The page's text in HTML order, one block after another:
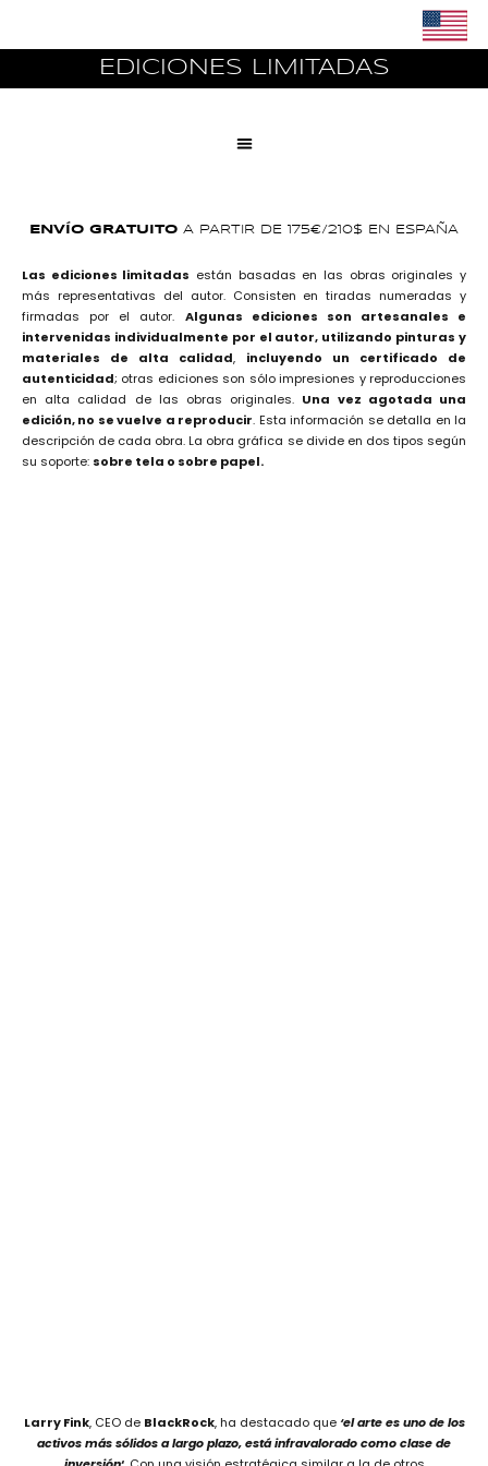
al
EDICIONES LIMITADAS
ENVÍO GRATUITO A PARTIR DE 175€/210$ EN ESPAÑA
Las ediciones limitadas están basadas en las obras originales y
más representativas del autor. Consisten en tiradas numeradas y
firmadas por el autor. Algunas ediciones son artesanales e
intervenidas individualmente por el autor, utilizando pinturas y
materiales de alta calidad, incluyendo un certificado de
autenticidad; otras ediciones son sólo impresiones y reproducciones
en alta calidad de las obras originales. Una vez agotada una
edición, no se vuelve a reproducir. Esta información se detalla en la
descripción de cada obra. La obra gráfica se divide en dos tipos según
su soporte: sobre tela o sobre papel.
Larry Fink, CEO de BlackRock, ha destacado que‘el arte es uno de los
activos más sólidos a largo plazo, está infravalorado como clase de